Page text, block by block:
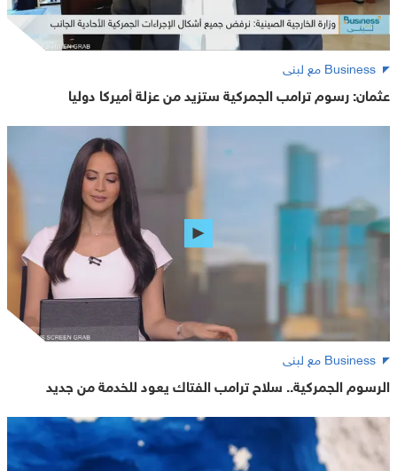
Business مع لبنى
عثمان: رسوم ترامب الجمركية ستزيد من عزلة أميركا دوليا
Business مع لبنى
الرسوم الجمركية.. سلاح ترامب الفتاك يعود للخدمة من جديد